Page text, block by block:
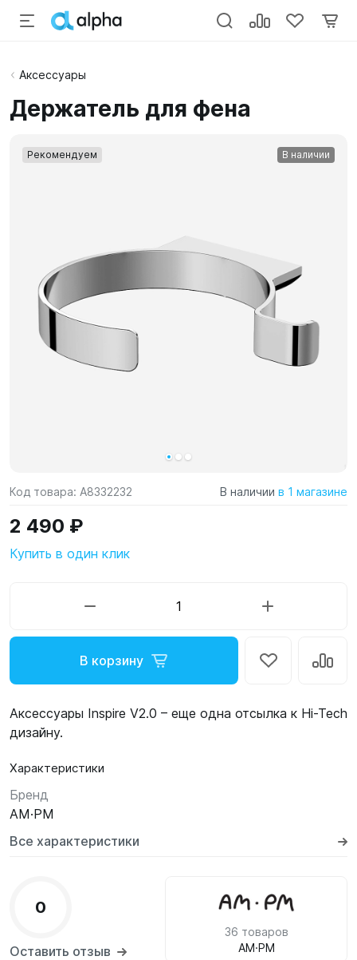
Аксессуары
Держатель для фена
Рекомендуем В наличии
Код товара: A8332232 В наличии в 1 магазине
2 490 ₽
Купить в один клик
В корзину
Аксессуары Inspire V2.0 – еще одна отсылка к Hi-Tech
дизайну.
Характеристики
Бренд
AM·PM
Все характеристики
0
Оставить отзыв
36 товаров
AM·PM